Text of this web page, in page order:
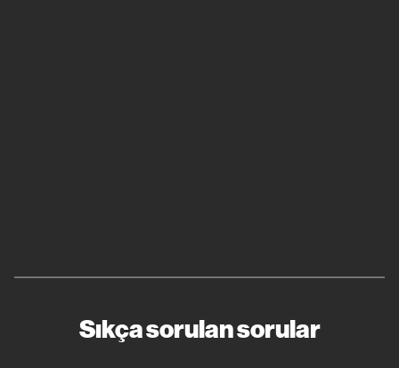
Sıkça sorulan sorular